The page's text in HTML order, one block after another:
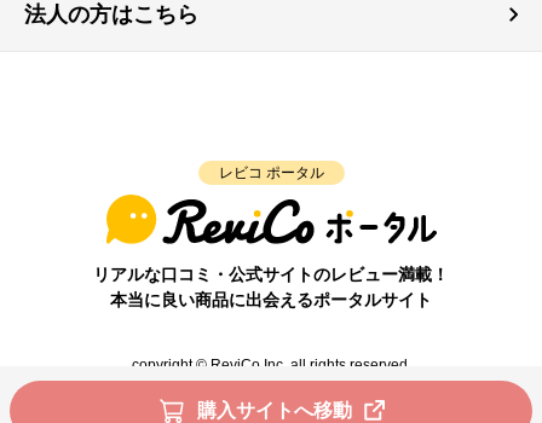
購入サイトへ移動
法人の方はこちら
レビコ ポータル
リアルな口コミ・公式サイトのレビュー満載！
本当に良い商品に出会えるポータルサイト
copyright © ReviCo Inc. all rights reserved.